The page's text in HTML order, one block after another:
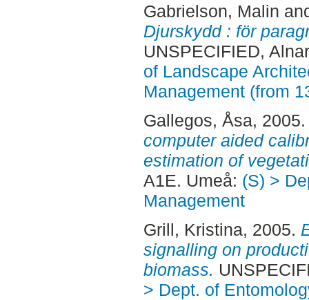
Gabrielson, Malin
Djurskydd : för
UNSPECIFIED,
of Landscape
Management (from
Gallegos, Åsa,
computer aided
estimation of
A1E. Umeå: (S) >
Management
Grill, Kristina, 2005.
signalling on
biomass.
> Dept. of